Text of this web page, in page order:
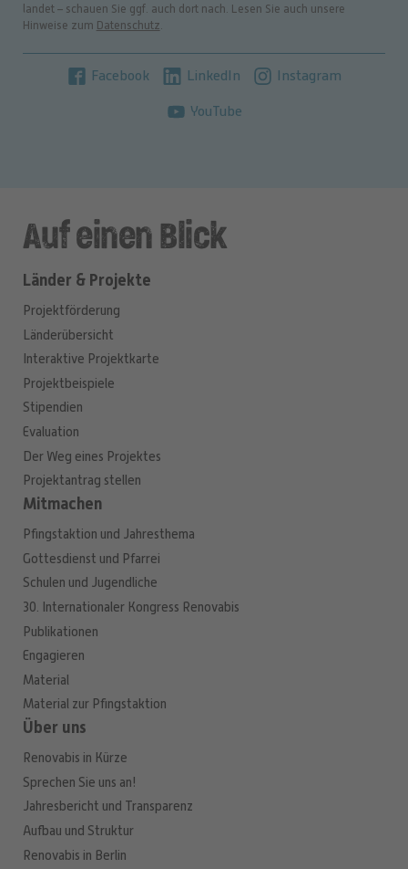
landet – schauen Sie ggf. auch dort nach. Lesen Sie auch unsere
Hinweise zum Datenschutz
Facebook LinkedIn Instagram
YouTube
Auf einen Blick
Länder & Projekte
Projektförderung
Länderübersicht
Interaktive Projektkarte
Projektbeispiele
Stipendien
Evaluation
Der Weg eines Projektes
Projektantrag stellen
Mitmachen
Pfingstaktion und Jahresthema
Gottesdienst und Pfarrei
Schulen und Jugendliche
30. Internationaler Kongress Renovabis
Publikationen
Engagieren
Material
Material zur Pfingstaktion
Über uns
Renovabis in Kürze
Sprechen Sie uns an!
Jahresbericht und Transparenz
Aufbau und Struktur
Renovabis in Berlin